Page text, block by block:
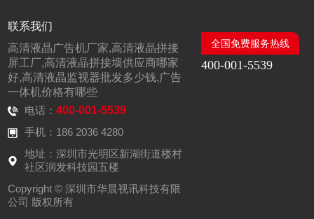
联系我们
高清液晶广告机厂家,高清液晶拼接
屏工厂,高清液晶拼接墙供应商哪家
好,高清液晶监视器批发多少钱,广告
一体机价格有哪些
电话：400-001-5539
手机：186 2036 4280
地址：深圳市光明区新湖街道楼村
社区润发科技园五楼
Copyright © 深圳市华晨视讯科技有限
公司 版权所有
全国免费服务热线
400-001-5539